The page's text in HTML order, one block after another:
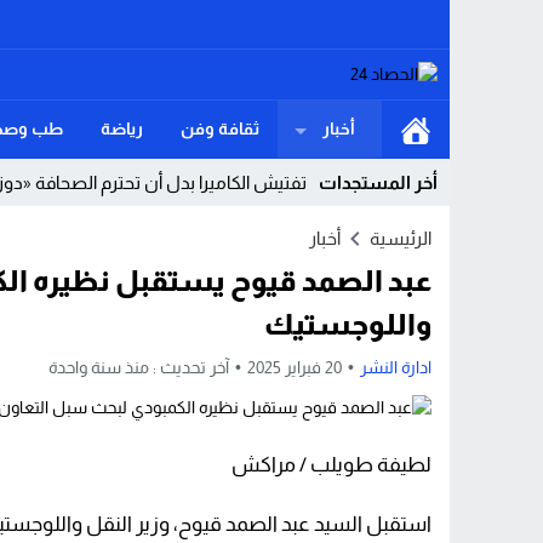
أخبار ثقافة وفن رياضة طب
أخر المستجدات تفتيش الكاميرا بدل أن تحترم الصحافة
حين تتكاثر الصدف في الجزائر.. هل من
السيادة الوطنية فوق التوازنات الهشة
سيادة الأرض ومأزق الهوية المرسوم
بتعليمات ملكية.. بوريطة يمثل الملك
إرهاب غذائي في المخابز المغربية هل
طنجة تخسر “كلاسيكو الصيف”..
الرئيسية أخبار
عبد الصمد قيوح يستقبل نظيره
واللوجستيك
ادارة النشر 20 فبراير 2025 آخر تحديث : منذ سنة واحدة
لطيفة طويلب / مراكش